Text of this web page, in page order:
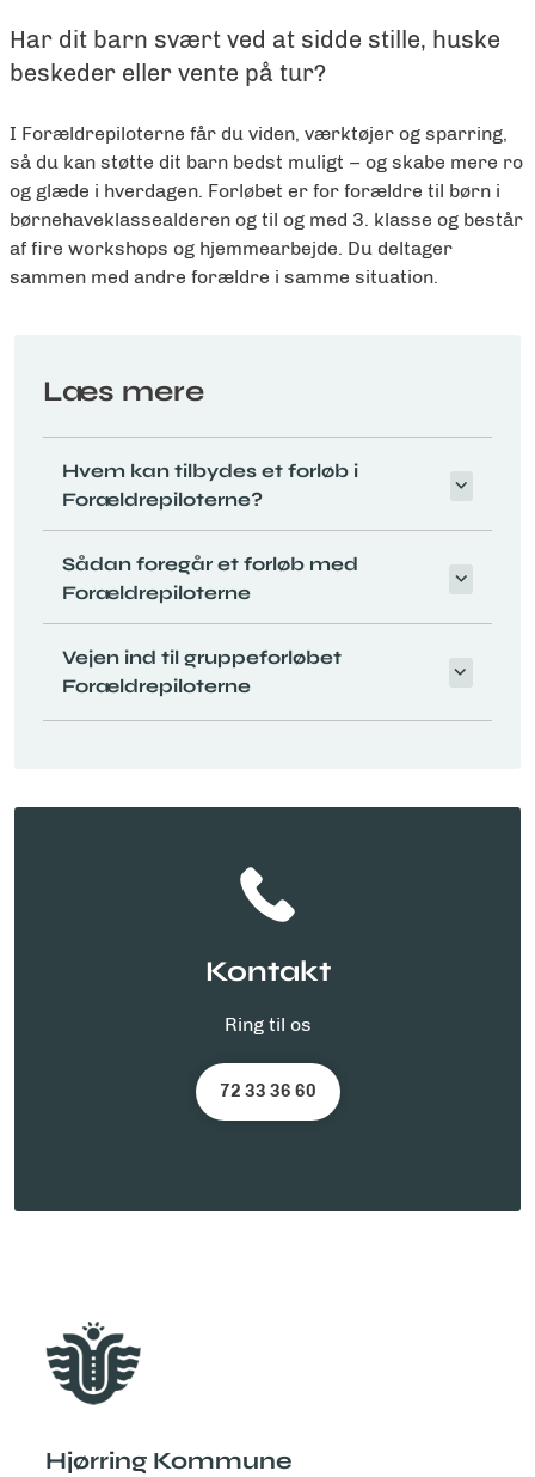
Har dit barn svært ved at sidde stille, huske
beskeder eller vente på tur?
I Forældrepiloterne får du viden, værktøjer og sparring,
så du kan støtte dit barn bedst muligt – og skabe mere ro
og glæde i hverdagen. Forløbet er for forældre til børn i
børnehaveklassealderen og til og med 3. klasse og består
af fire workshops og hjemmearbejde. Du deltager
sammen med andre forældre i samme situation.
Læs mere
Hvem kan tilbydes et forløb i
Forældrepiloterne?
Sådan foregår et forløb med
Forældrepiloterne
Vejen ind til gruppeforløbet
Forældrepiloterne
Kontakt
Ring til os
72 33 36 60
Hjørring Kommune